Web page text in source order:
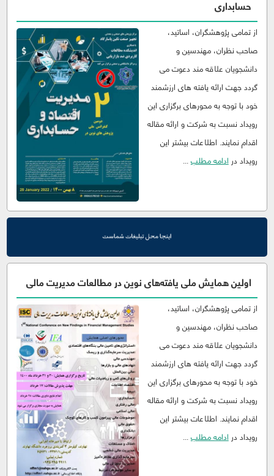
حسابداری
از تمامی پژوهشگران، اساتید،
صاحب نظران، مهندسین و
دانشجویان علاقه مند دعوت می
گردد جهت ارائه یافته های ارزشمند
خود با توجه به محورهای برگزاری این
رویداد نسبت به شرکت و ارائه مقاله
اقدام نمایند. اطلاعات بیشتر این
رویداد در ادامه مطلب...
اولین همایش ملی یافته‌های نوین در مطالعات مدیریت مالی
از تمامی پژوهشگران، اساتید،
صاحب نظران، مهندسین و
دانشجویان علاقه مند دعوت می
گردد جهت ارائه یافته های ارزشمند
خود با توجه به محورهای برگزاری این
رویداد نسبت به شرکت و ارائه مقاله
اقدام نمایند. اطلاعات بیشتر این
رویداد در ادامه مطلب...